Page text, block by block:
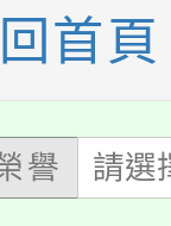
可洽有
科技
業人
、30在
首頁
譽
請選